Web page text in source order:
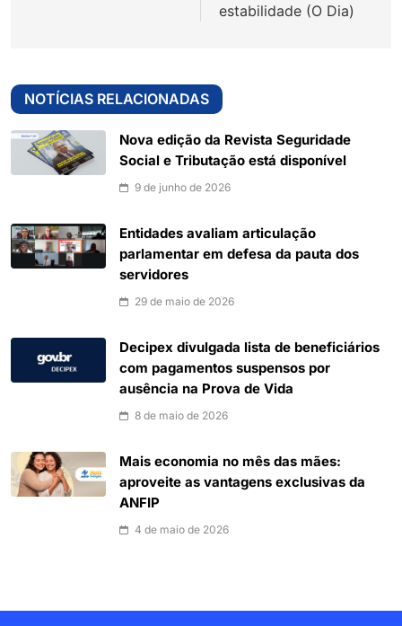
estabilidade (O Dia)
NOTÍCIAS RELACIONADAS
Nova edição da Revista Seguridade
Social e Tributação está disponível
9 de junho de 2026
Entidades avaliam articulação
parlamentar em defesa da pauta dos
servidores
29 de maio de 2026
Decipex divulgada lista de beneficiários
com pagamentos suspensos por
ausência na Prova de Vida
8 de maio de 2026
Mais economia no mês das mães:
aproveite as vantagens exclusivas da
ANFIP
4 de maio de 2026